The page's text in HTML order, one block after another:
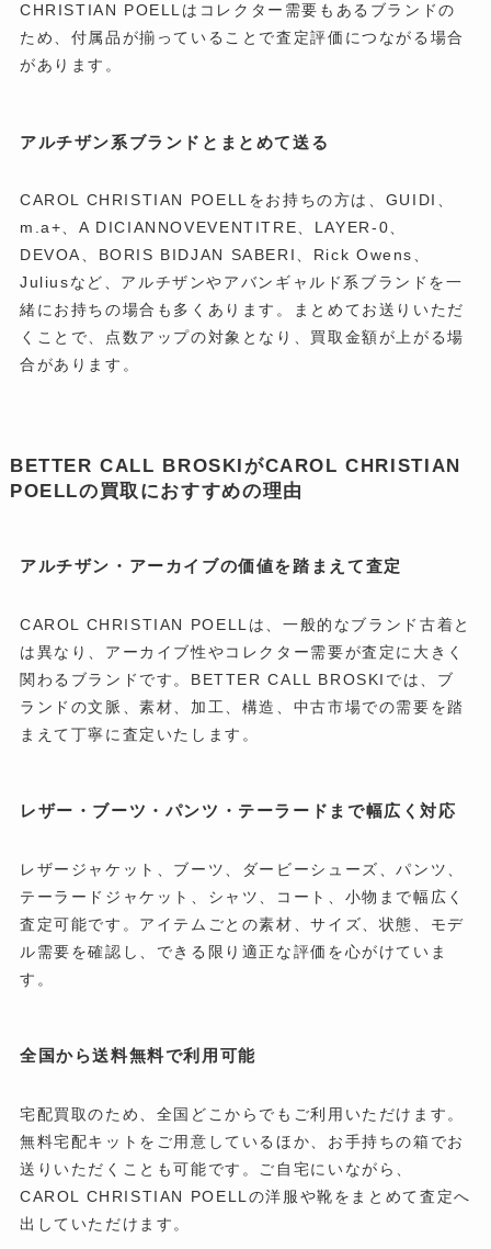
CHRISTIAN POELLはコレクター需要もあるブランドの
ため、付属品が揃っていることで査定評価につながる場合
があります。
アルチザン系ブランドとまとめて送る
CAROL CHRISTIAN POELLをお持ちの方は、GUIDI、
m.a+、A DICIANNOVEVENTITRE、LAYER-0、
DEVOA、BORIS BIDJAN SABERI、Rick Owens、
Juliusなど、アルチザンやアバンギャルド系ブランドを一
緒にお持ちの場合も多くあります。まとめてお送りいただ
くことで、点数アップの対象となり、買取金額が上がる場
合があります。
BETTER CALL BROSKIがCAROL CHRISTIAN
POELLの買取におすすめの理由
アルチザン・アーカイブの価値を踏まえて査定
CAROL CHRISTIAN POELLは、一般的なブランド古着と
は異なり、アーカイブ性やコレクター需要が査定に大きく
関わるブランドです。BETTER CALL BROSKIでは、ブ
ランドの文脈、素材、加工、構造、中古市場での需要を踏
まえて丁寧に査定いたします。
レザー・ブーツ・パンツ・テーラードまで幅広く対応
レザージャケット、ブーツ、ダービーシューズ、パンツ、
テーラードジャケット、シャツ、コート、小物まで幅広く
査定可能です。アイテムごとの素材、サイズ、状態、モデ
ル需要を確認し、できる限り適正な評価を心がけていま
す。
全国から送料無料で利用可能
宅配買取のため、全国どこからでもご利用いただけます。
無料宅配キットをご用意しているほか、お手持ちの箱でお
送りいただくことも可能です。ご自宅にいながら、
CAROL CHRISTIAN POELLの洋服や靴をまとめて査定へ
出していただけます。